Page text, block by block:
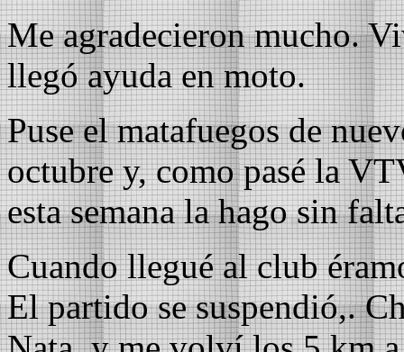
Me agradecieron mucho.
llegó ayuda en moto.
Puse el matafuegos de
octubre y, como pasé la
esta semana la hago sin
Cuando llegué al club
El partido se suspendió,.